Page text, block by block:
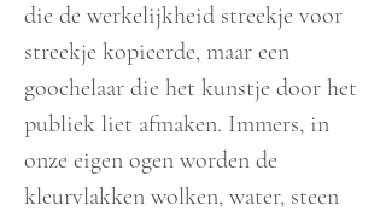
die de werkelijkheid streekje voor
streekje kopieerde, maar een
goochelaar die het kunstje door het
publiek liet afmaken. Immers, in
onze eigen ogen worden de
kleurvlakken wolken, water, steen